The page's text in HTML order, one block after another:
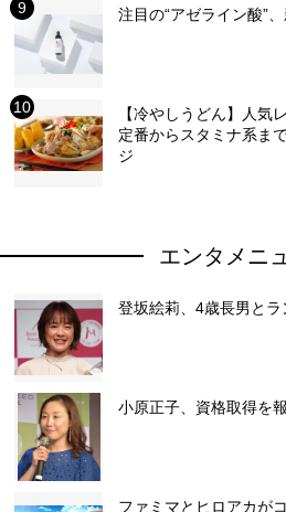
注目の“アゼライン酸”
【冷やしうどん】人気
定番からスタミナ系ま
ジ
エンタメニ
登坂絵莉、4歳長男とラ
小原正子、資格取得を
ファミマとヒロアカが